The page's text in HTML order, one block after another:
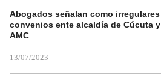
Abogados señalan como irregulares
convenios ente alcaldía de Cúcuta y
AMC
13/07/2023